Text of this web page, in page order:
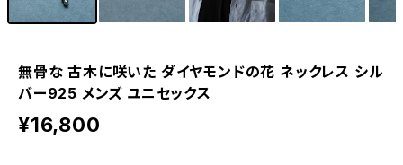
無骨な 古木に咲いた ダイヤモンドの花 ネックレス シル
バー925 メンズ ユニセックス
¥16,800